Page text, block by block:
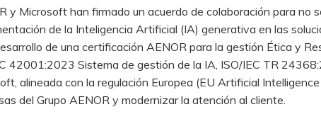
y Microsoft han firmado un acuerdo de colaboración para no
de la Inteligencia Artificial (IA) generativa en las
de una certificación AENOR para la gestión Ética y
42001:2023 Sistema de gestión de la IA, ISO/IEC TR
alineada con la regulación Europea (EU Artificial
del Grupo AENOR y modernizar la atención al cliente.